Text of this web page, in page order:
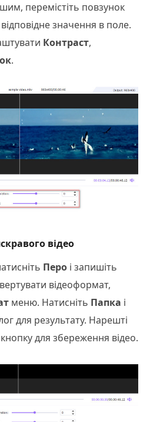
перемістіть повзунок
значення в поле.
Контраст,
.
відео
Перо і запишіть
відеоформат,
меню. Натисніть Папка і
для результату. Нарешті
кнопку для збереження відео.